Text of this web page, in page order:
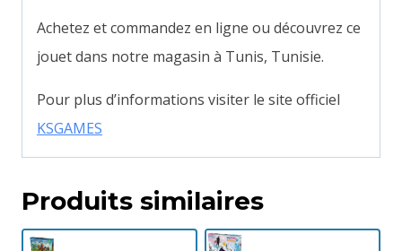
Achetez et commandez en ligne ou découvrez ce
jouet dans notre magasin à Tunis, Tunisie.
Pour plus d’informations visiter le site officiel
KSGAMES
Produits similaires